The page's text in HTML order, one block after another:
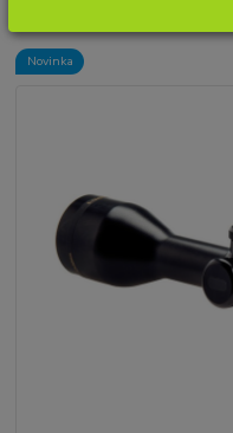
Novinka